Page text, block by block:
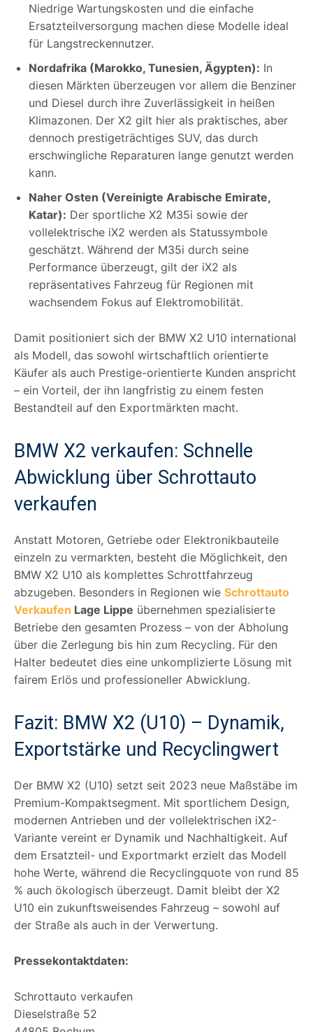
Niedrige Wartungskosten und die einfache
Ersatzteilversorgung machen diese Modelle ideal
für Langstreckennutzer.
Nordafrika (Marokko, Tunesien, Ägypten): In
diesen Märkten überzeugen vor allem die Benziner
und Diesel durch ihre Zuverlässigkeit in heißen
Klimazonen. Der X2 gilt hier als praktisches, aber
dennoch prestigeträchtiges SUV, das durch
erschwingliche Reparaturen lange genutzt werden
kann.
Naher Osten (Vereinigte Arabische Emirate,
Katar): Der sportliche X2 M35i sowie der
vollelektrische iX2 werden als Statussymbole
geschätzt. Während der M35i durch seine
Performance überzeugt, gilt der iX2 als
repräsentatives Fahrzeug für Regionen mit
wachsendem Fokus auf Elektromobilität.
Damit positioniert sich der BMW X2 U10 international
als Modell, das sowohl wirtschaftlich orientierte
Käufer als auch Prestige-orientierte Kunden anspricht
– ein Vorteil, der ihn langfristig zu einem festen
Bestandteil auf den Exportmärkten macht.
BMW X2 verkaufen: Schnelle
Abwicklung über Schrottauto
verkaufen
Anstatt Motoren, Getriebe oder Elektronikbauteile
einzeln zu vermarkten, besteht die Möglichkeit, den
BMW X2 U10 als komplettes Schrottfahrzeug
abzugeben. Besonders in Regionen wie Schrottauto
Verkaufen Lage Lippe übernehmen spezialisierte
Betriebe den gesamten Prozess – von der Abholung
über die Zerlegung bis hin zum Recycling. Für den
Halter bedeutet dies eine unkomplizierte Lösung mit
fairem Erlös und professioneller Abwicklung.
Fazit: BMW X2 (U10) – Dynamik,
Exportstärke und Recyclingwert
Der BMW X2 (U10) setzt seit 2023 neue Maßstäbe im
Premium-Kompaktsegment. Mit sportlichem Design,
modernen Antrieben und der vollelektrischen iX2-
Variante vereint er Dynamik und Nachhaltigkeit. Auf
dem Ersatzteil- und Exportmarkt erzielt das Modell
hohe Werte, während die Recyclingquote von rund 85
% auch ökologisch überzeugt. Damit bleibt der X2
U10 ein zukunftsweisendes Fahrzeug – sowohl auf
der Straße als auch in der Verwertung.
Pressekontaktdaten:
Schrottauto verkaufen
Dieselstraße 52